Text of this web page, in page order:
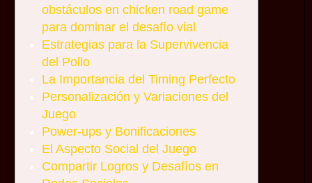
obstáculos en chicken road game
para dominar el desafío vial
Estrategias para la Supervivencia
del Pollo
La Importancia del Timing Perfecto
Personalización y Variaciones del
Juego
Power-ups y Bonificaciones
El Aspecto Social del Juego
Compartir Logros y Desafíos en